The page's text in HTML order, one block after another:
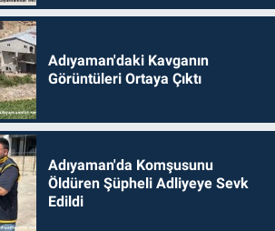
Adıyaman'daki Kavganın
Görüntüleri Ortaya Çıktı
Adıyaman'da Komşusunu
Öldüren Şüpheli Adliyeye Sevk
Edildi